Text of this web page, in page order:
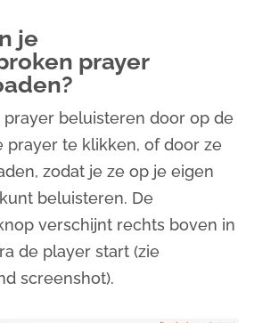
je
prayer
prayer beluisteren door op de
prayer te klikken, of door ze
zodat je ze op je eigen
beluisteren. De
verschijnt rechts boven in
de player start (zie
screenshot).